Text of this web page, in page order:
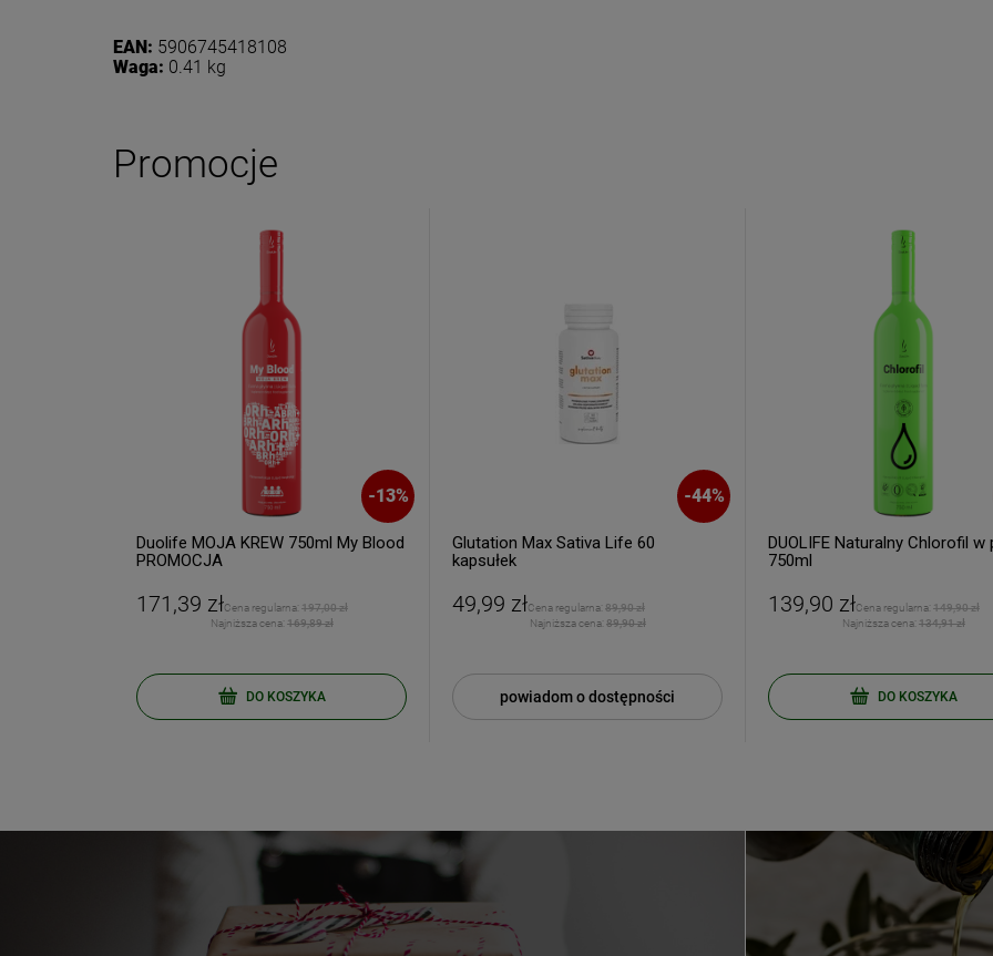
EAN: 5906745418108
Waga: 0.41 kg
Promocje
-13%
Duolife MOJA KREW 750ml My Blood
PROMOCJA
171,39 złCena regularna: 197,00 zł
Najniższa cena: 169,89 zł
DO KOSZYKA
-44%
Glutation Max Sativa Life 60
kapsułek
49,99 złCena regularna: 89,90 zł
Najniższa cena: 89,90 zł
powiadom o dostępności
DUOLIFE Naturalny Chlorofil w
750ml
139,90 złCena regularna: 149,90 zł
Najniższa cena: 134,91 zł
DO KOSZYKA
Polityka prywatności